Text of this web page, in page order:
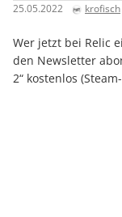
25.05.2022 krofisch
Wer jetzt bei Relic
den Newsletter
2“ kostenlos